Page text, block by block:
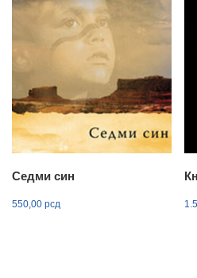
Седми син
550,00 рсд